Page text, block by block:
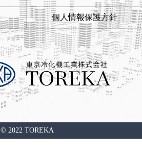
個人情報保護方針
© 2022 TOREKA